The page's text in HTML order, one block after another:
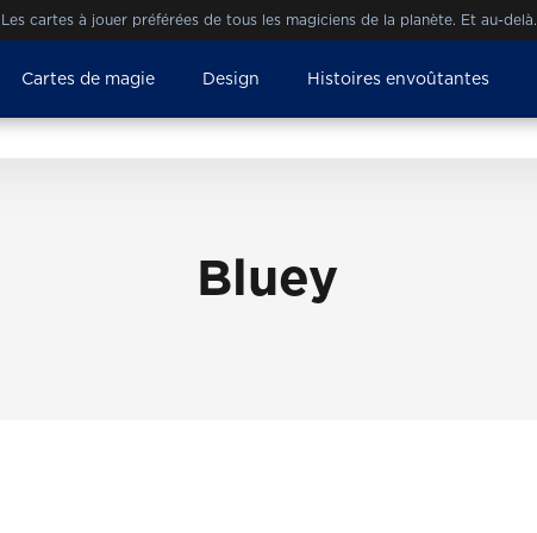
Les cartes à jouer préférées de tous les magiciens de la planète. Et au-delà.
Cartes de magie Design Histoires envoûtantes
Bluey